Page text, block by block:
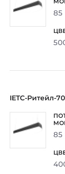
85
IETC-Ритейл-
85